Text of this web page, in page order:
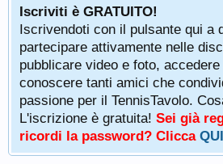
Iscriviti è GRATUITO!
Iscrivendoti con il pulsante qui a
partecipare attivamente nelle
pubblicare video e foto,
conoscere tanti amici che
passione per il TennisTavolo.
L'iscrizione è gratuita! Sei già
ricordi la password? Clicca QUI